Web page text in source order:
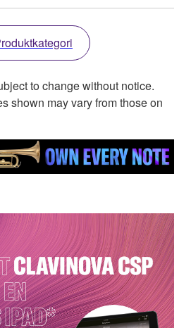
to change without notice.
shown may vary from those on